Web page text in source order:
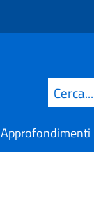
Cerca
Approfondimenti